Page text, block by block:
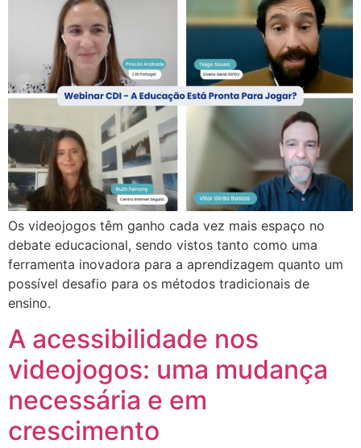
Os videojogos têm ganho cada vez mais espaço no
debate educacional, sendo vistos tanto como uma
ferramenta inovadora para a aprendizagem quanto um
possível desafio para os métodos tradicionais de
ensino.
A acessibilidade nos
videojogos: uma mudança
necessária e em
crescimento